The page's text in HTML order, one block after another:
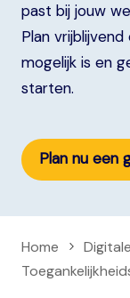
past bij jouw
Plan
mogelijk is en
starten.
Plan nu een
Home